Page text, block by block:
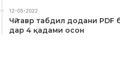
12-05-2022
Чӣ тавр табдил додани PDF
дар 4 қадами осон